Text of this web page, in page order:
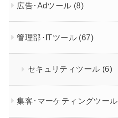
広告･Adツール (8)
管理部･ITツール (67)
セキュリティツール (6)
集客･マーケティングツール